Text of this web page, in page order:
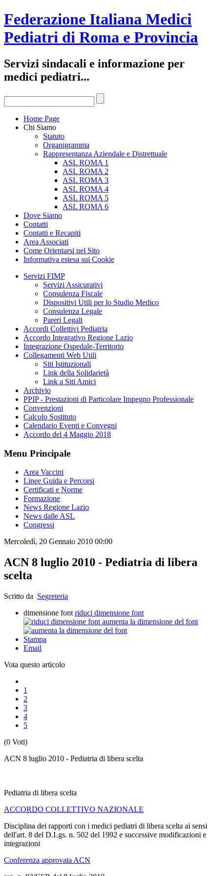
Federazione Italiana Medici
Pediatri di Roma e Provincia
Servizi sindacali e informazione per
medici pediatri...
Home Page
Chi Siamo
Statuto
Organigramma
Rappresentanza Aziendale e Distrettuale
ASL ROMA 1
ASL ROMA 2
ASL ROMA 3
ASL ROMA 4
ASL ROMA 5
ASL ROMA 6
Dove Siamo
Contatti
Contatti e Recapiti
Area Associati
Come Orientarsi nel Sito
Informativa estesa sui Cookie
Servizi FIMP
Servizi Assicurativi
Consulenza Fiscale
Dispositivi Utili per lo Studio Medico
Consulenza Legale
Pareri Legali
Accordi Collettivi Pediatria
Accordo Integrativo Regione Lazio
Integrazione Ospedale-Territorio
Collegamenti Web Utili
Siti Istituzionali
Link della Solidarietà
Link a Siti Amici
Archivio
PPIP - Prestazioni di Particolare Impegno Professionale
Convenzioni
Calcolo Sostituto
Calendario Eventi e Convegni
Accordo del 4 Maggio 2018
Menu Principale
Area Vaccini
Linee Guida e Percorsi
Certificati e Norme
Formazione
News Regione Lazio
News dalle ASL
Congressi
Mercoledì, 20 Gennaio 2010 00:00
ACN 8 luglio 2010 - Pediatria di libera
scelta
Scritto da Segreteria
dimensione font riduci dimensione font
aumenta la dimensione del font
Stampa
Email
Vota questo articolo
1
2
3
4
5
(0 Voti)
ACN 8 luglio 2010 - Pediatria di libera scelta
Pediatria di libera scelta
ACCORDO COLLETTIVO NAZIONALE
Disciplina dei rapporti con i medici pediatri di libera scelta ai sensi
dell'art. 8 del D.Lgs. n. 502 del 1992 e successive modificazioni e
integrazioni
Conferenza approvata ACN